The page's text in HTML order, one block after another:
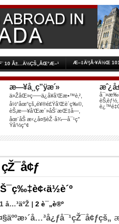
10 Å±…Ä½ÇŠ„ÅŒ°Æ–¹ Æ–‡Ä¹¦Å·¥Ä½Œ
æ—¥å¸¸ç”ÿæ´»
ä»ŽåŒ»ç–—ä¿å¥å’Œæ•™è‚²,
å½“åœ°çš„é¥®é£Ÿå’Œè´­ç‰©,
èŠ‚æ—¥å’Œæ´»åŠ¨æŒ‡å—,
åœ¨åŠ æ‹¿å¤§èŽ·å¾—å¯¹ç”
Ÿå‘½ç“¢
å…³äºŽ | 2 è¯„è®º